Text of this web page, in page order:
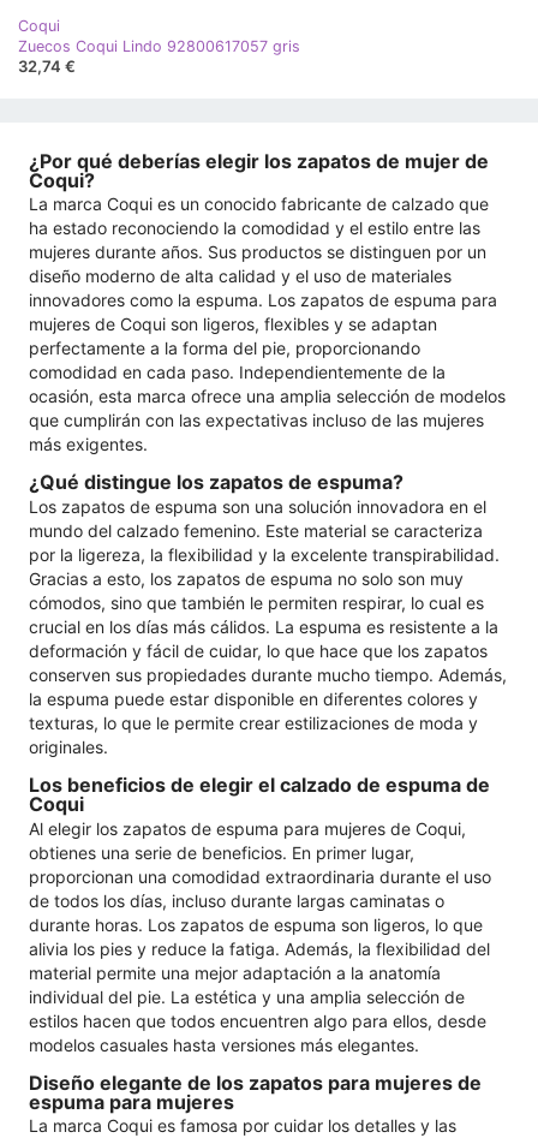
Coqui
Zuecos Coqui Lindo 92800617057 gris
32,74 €
¿Por qué deberías elegir los zapatos de mujer de
Coqui?
La marca Coqui es un conocido fabricante de calzado que
ha estado reconociendo la comodidad y el estilo entre las
mujeres durante años. Sus productos se distinguen por un
diseño moderno de alta calidad y el uso de materiales
innovadores como la espuma. Los zapatos de espuma para
mujeres de Coqui son ligeros, flexibles y se adaptan
perfectamente a la forma del pie, proporcionando
comodidad en cada paso. Independientemente de la
ocasión, esta marca ofrece una amplia selección de modelos
que cumplirán con las expectativas incluso de las mujeres
más exigentes.
¿Qué distingue los zapatos de espuma?
Los zapatos de espuma son una solución innovadora en el
mundo del calzado femenino. Este material se caracteriza
por la ligereza, la flexibilidad y la excelente transpirabilidad.
Gracias a esto, los zapatos de espuma no solo son muy
cómodos, sino que también le permiten respirar, lo cual es
crucial en los días más cálidos. La espuma es resistente a la
deformación y fácil de cuidar, lo que hace que los zapatos
conserven sus propiedades durante mucho tiempo. Además,
la espuma puede estar disponible en diferentes colores y
texturas, lo que le permite crear estilizaciones de moda y
originales.
Los beneficios de elegir el calzado de espuma de
Coqui
Al elegir los zapatos de espuma para mujeres de Coqui,
obtienes una serie de beneficios. En primer lugar,
proporcionan una comodidad extraordinaria durante el uso
de todos los días, incluso durante largas caminatas o
durante horas. Los zapatos de espuma son ligeros, lo que
alivia los pies y reduce la fatiga. Además, la flexibilidad del
material permite una mejor adaptación a la anatomía
individual del pie. La estética y una amplia selección de
estilos hacen que todos encuentren algo para ellos, desde
modelos casuales hasta versiones más elegantes.
Diseño elegante de los zapatos para mujeres de
espuma para mujeres
La marca Coqui es famosa por cuidar los detalles y las